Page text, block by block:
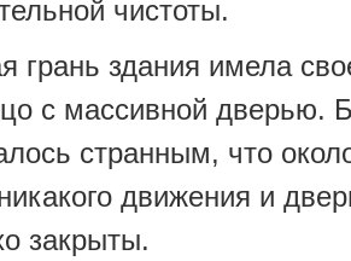
чистоты.
грань здания имела
с массивной дверью.
странным, что
движения и
закрыты.